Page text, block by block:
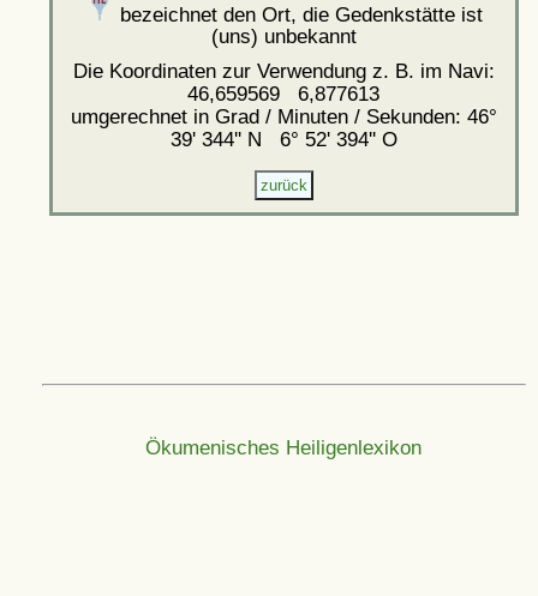
bezeichnet den Ort, die Gedenkstätte ist
(uns) unbekannt
Die Koordinaten zur Verwendung z. B. im Navi:
46,659569 6,877613
umgerechnet in Grad / Minuten / Sekunden: 46°
39' 344'' N 6° 52' 394'' O
Ökumenisches Heiligenlexikon